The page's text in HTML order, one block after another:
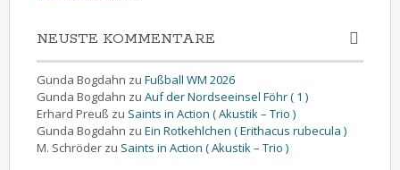
NEUSTE KOMMENTARE
Gunda Bogdahn zu Fußball WM 2026
Gunda Bogdahn zu Auf der Nordseeinsel Föhr ( 1 )
Erhard Preuß zu Saints in Action ( Akustik – Trio )
Gunda Bogdahn zu Ein Rotkehlchen ( Erithacus rubecula )
M. Schröder zu Saints in Action ( Akustik – Trio )